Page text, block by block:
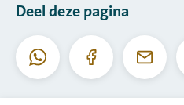
Deel deze pagina
WhatsappFacebookE-